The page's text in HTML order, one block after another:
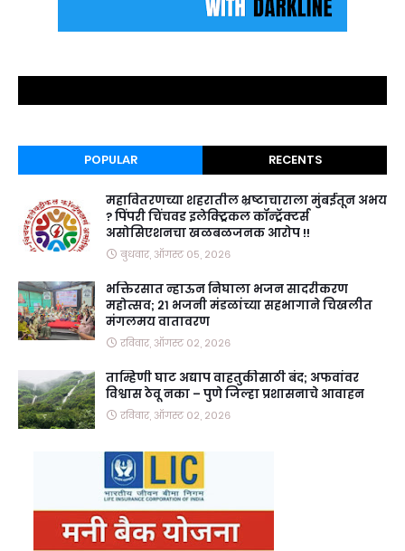
POPULAR RECENTS
महावितरणच्या शहरातील भ्रष्टाचाराला मुंबईतून अभय
? पिंपरी चिंचवड इलेक्ट्रिकल कॉन्ट्रॅक्टर्स
असोसिएशनचा खळबळजनक आरोप !!
बुधवार, ऑगस्ट ०५, २०२६
भक्तिरसात न्हाऊन निघाला भजन सादरीकरण
महोत्सव; २१ भजनी मंडळांच्या सहभागाने चिखलीत
मंगलमय वातावरण
रविवार, ऑगस्ट ०२, २०२६
ताम्हिणी घाट अद्याप वाहतुकीसाठी बंद; अफवांवर
विश्वास ठेवू नका – पुणे जिल्हा प्रशासनाचे आवाहन
रविवार, ऑगस्ट ०२, २०२६